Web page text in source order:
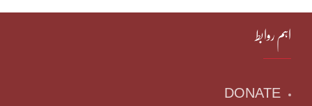
اہم روابط
DONATE